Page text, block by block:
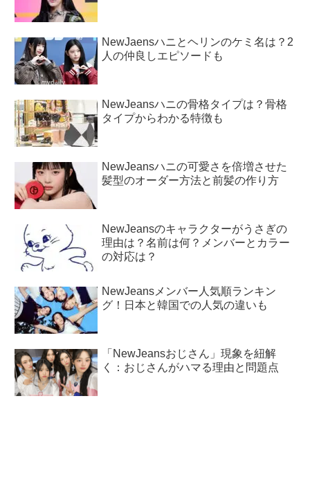
NewJaensハニとヘリンのケミ名は？2
人の仲良しエピソードも
NewJeansハニの骨格タイプは？骨格
タイプからわかる特徴も
NewJeansハニの可愛さを倍増させた
髪型のオーダー方法と前髪の作り方
NewJeansのキャラクターがうさぎの
理由は？名前は何？メンバーとカラー
の対応は？
NewJeansメンバー人気順ランキン
グ！日本と韓国での人気の違いも
「NewJeansおじさん」現象を紐解
く：おじさんがハマる理由と問題点